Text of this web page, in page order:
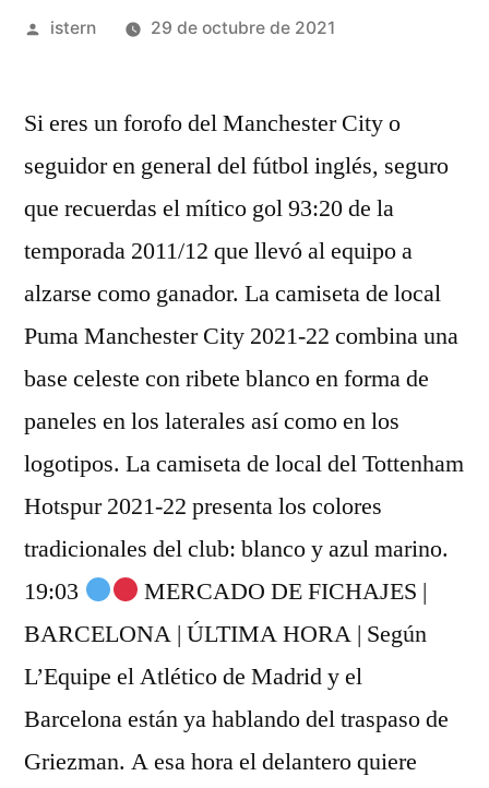
Publicado
istern 29 de octubre de 2021
Si eres un forofo del Manchester City o
seguidor en general del fútbol inglés, seguro
que recuerdas el mítico gol 93:20 de la
temporada 2011/12 que llevó al equipo a
alzarse como ganador. La camiseta de local
Puma Manchester City 2021-22 combina una
base celeste con ribete blanco en forma de
paneles en los laterales así como en los
logotipos. La camiseta de local del Tottenham
Hotspur 2021-22 presenta los colores
tradicionales del club: blanco y azul marino.
19:03
MERCADO DE FICHAJES |
BARCELONA | ÚLTIMA HORA | Según
L’Equipe el Atlético de Madrid y el
Barcelona están ya hablando del traspaso de
Griezman. A esa hora el delantero quiere